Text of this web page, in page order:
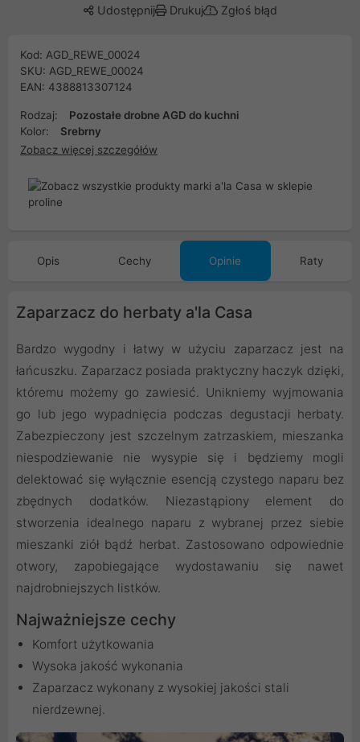
Udostępnij Drukuj Zgłoś błąd
Kod: AGD_REWE_00024
SKU: AGD_REWE_00024
EAN: 4388813307124
Rodzaj:
Pozostałe drobne AGD do kuchni
Kolor:
Srebrny
Zobacz więcej szczegółów
Opis Cechy Opinie Raty
Zaparzacz do herbaty a'la Casa
Bardzo wygodny i łatwy w użyciu zaparzacz jest na
łańcuszku. Zaparzacz posiada praktyczny haczyk dzięki,
któremu możemy go zawiesić. Unikniemy wyjmowania
go lub jego wypadnięcia podczas degustacji herbaty.
Zabezpieczony jest szczelnym zatrzaskiem, mieszanka
niespodziewanie nie wysypie się i będziemy mogli
delektować się wyłącznie esencją czystego naparu bez
zbędnych dodatków. Niezastąpiony element do
stworzenia idealnego naparu z wybranej przez siebie
mieszanki ziół bądź herbat. Zastosowano odpowiednie
otwory, zapobiegające wydostawaniu się nawet
najdrobniejszych listków.
Najważniejsze cechy
Komfort użytkowania
Wysoka jakość wykonania
Zaparzacz wykonany z wysokiej jakości stali
nierdzewnej.